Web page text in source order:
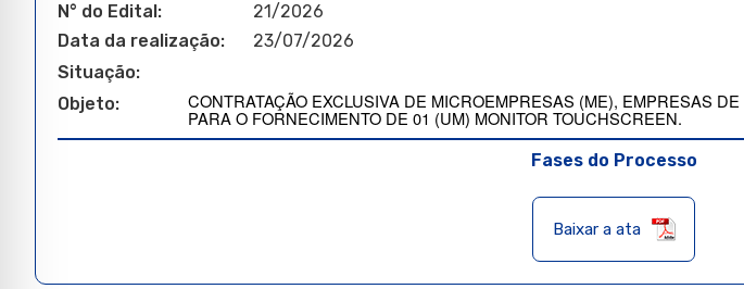
N° do Edital:
21/2026
Data da realização:
23/07/2026
Situação:
Objeto:
CONTRATAÇÃO EXCLUSIVA DE MICROEMPRESAS (ME), EMPRESAS
PARA O FORNECIMENTO DE 01 (UM) MONITOR TOUCHSCREEN.
Fases do Processo
Baixar a ata